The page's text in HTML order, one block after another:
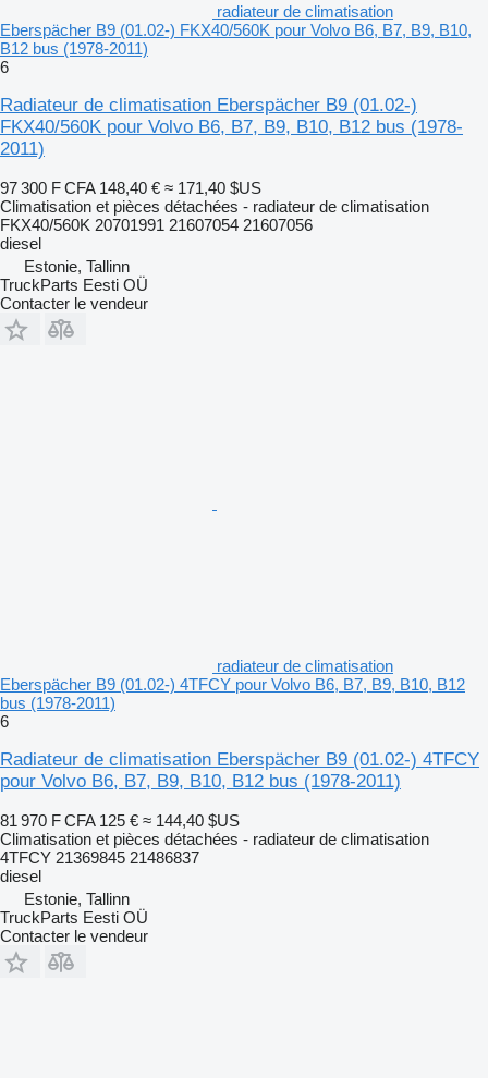
radiateur de climatisation
Eberspächer B9 (01.02-) FKX40/560K pour Volvo B6, B7, B9, B10,
B12 bus (1978-2011)
6
Radiateur de climatisation Eberspächer B9 (01.02-)
FKX40/560K pour Volvo B6, B7, B9, B10, B12 bus (1978-
2011)
97 300 F CFA 148,40 € ≈ 171,40 $US
Climatisation et pièces détachées - radiateur de climatisation
FKX40/560K 20701991 21607054 21607056
diesel
Estonie, Tallinn
TruckParts Eesti OÜ
Contacter le vendeur
radiateur de climatisation
Eberspächer B9 (01.02-) 4TFCY pour Volvo B6, B7, B9, B10, B12
bus (1978-2011)
6
Radiateur de climatisation Eberspächer B9 (01.02-) 4TFCY
pour Volvo B6, B7, B9, B10, B12 bus (1978-2011)
81 970 F CFA 125 € ≈ 144,40 $US
Climatisation et pièces détachées - radiateur de climatisation
4TFCY 21369845 21486837
diesel
Estonie, Tallinn
TruckParts Eesti OÜ
Contacter le vendeur